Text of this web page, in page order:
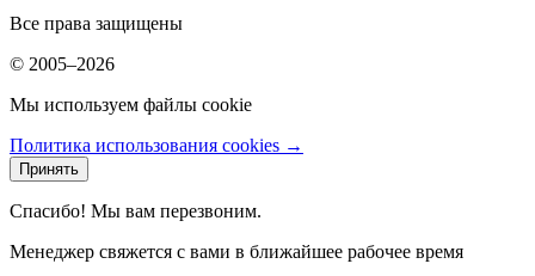
Все права защищены
© 2005–2026
Мы используем файлы cookie
Политика использования cookies →
Принять
Спасибо! Мы вам перезвоним.
Менеджер свяжется с вами в ближайшее рабочее время